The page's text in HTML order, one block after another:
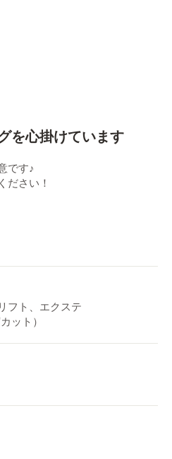
を心掛けています
です♪
ださい！
フト、エクステ
ット）